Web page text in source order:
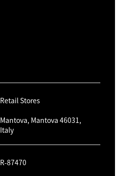
Retail Stores
Mantova, Mantova 46031,
Italy
R-87470